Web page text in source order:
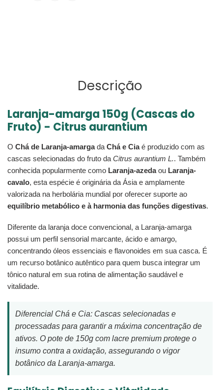
Descrição
Laranja-amarga 150g (Cascas do
Fruto) - Citrus aurantium
O Chá de Laranja-amargada Chá e Ciaé produzido com as
cascas selecionadas do fruto da Citrus aurantium L.. Também
conhecida popularmente como Laranja-azedaou Laranja-
cavalo, esta espécie é originária da Ásia e amplamente
valorizada na herbolária mundial por oferecer suporte ao
equilíbrio metabólico e à harmonia das funções digestivas.
Diferente da laranja doce convencional, a Laranja-amarga
possui um perfil sensorial marcante, ácido e amargo,
concentrando óleos essenciais e flavonoides em sua casca. É
um recurso botânico autêntico para quem busca integrar um
tônico natural em sua rotina de alimentação saudável e
vitalidade.
Diferencial Chá e Cia: Cascas selecionadas e
processadas para garantir a máxima concentração de
ativos. O pote de 150g com lacre premium protege o
insumo contra a oxidação, assegurando o vigor
botânico da Laranja-amarga.